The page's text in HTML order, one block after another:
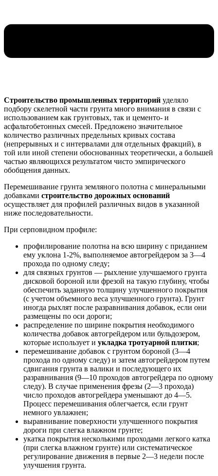
Строительство промышленных территорий уделяло
подбору скелетной части грунта много внимания в связи с
использованием как грунтовых, так и цементо- и
асфальтобетонных смесей. Предложено значительное
количество различных предельных кривых состава
(непрерывных и с интервалами для отдельных фракций), в
той или иной степени обоснованных теоретически, а большей
частью являющихся результатом чисто эмпирического
обобщения данных.
Перемешивание грунта земляного полотна с минеральными
добавками строительство дорожных оснований
осуществляет для профилей различных видов в указанной
ниже последовательности.
При серповидном профиле:
профилирование полотна на всю ширину с приданием
ему уклона 1-2%, выполняемое автогрейдером за 3—4
прохода по одному следу;
для связных грунтов — рыхление улучшаемого грунта
дисковой бороной или фрезой на такую глубину, чтобы
обеспечить заданную толщину улучшенного покрытия
(с учетом объемного веса улучшенного грунта). Грунт
иногда рыхлят после разравнивания добавок, если они
размещены по оси дороги;
распределение по ширине покрытия необходимого
количества добавок автогрейдером или бульдозером,
которые использует и укладка тротуарной плитки;
перемешивание добавок с грунтом бороной (3—4
прохода по одному следу) и затем автогрейдером путем
сдвигания грунта в валики и последующего их
разравнивания (9—10 проходов автогрейдера по одному
следу). В случае применения фрезы (2—3 прохода)
число проходов автогрейдера уменьшают до 4—5.
Процесс перемешивания облегчается, если грунт
немного увлажнен;
выравнивание поверхности улучшенного покрытия
дороги при слегка влажном грунте;
укатка покрытия несколькими проходами легкого катка
(при слегка влажном грунте) или систематическое
регулирование движения в первые 2—3 недели после
улучшения грунта.